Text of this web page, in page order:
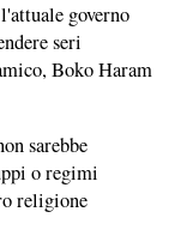
governo
seri
Boko Haram
sarebbe
o regimi
religione